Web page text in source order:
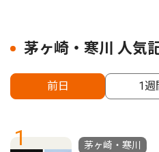
茅ヶ崎・寒川 人気
前日 1週
1
茅ヶ崎・寒川